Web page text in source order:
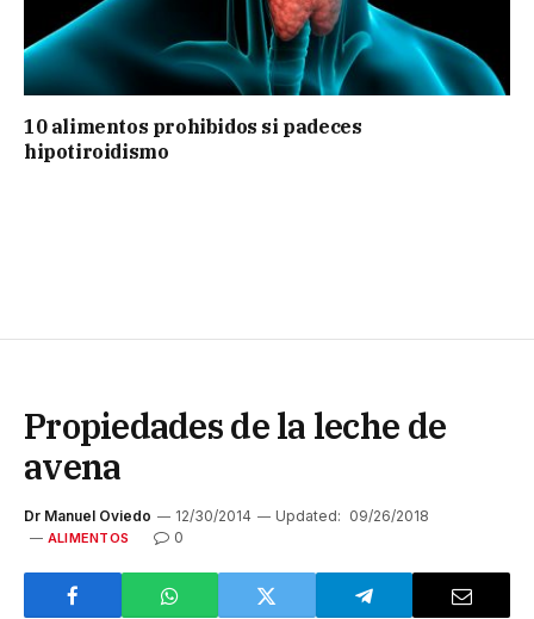
10 alimentos prohibidos si padeces
hipotiroidismo
Propiedades de la leche de
avena
Dr Manuel Oviedo 12/30/2014 Updated: 09/26/2018
ALIMENTOS 0